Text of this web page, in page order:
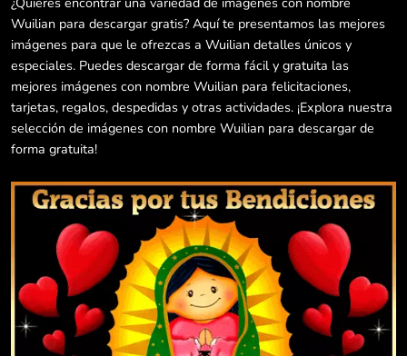
Wuilian para descargar gratis? Aquí te presentamos las mejores
imágenes para que le ofrezcas a Wuilian detalles únicos y
especiales. Puedes descargar de forma fácil y gratuita las
mejores imágenes con nombre Wuilian para felicitaciones,
tarjetas, regalos, despedidas y otras actividades. ¡Explora nuestra
selección de imágenes con nombre Wuilian para descargar de
forma gratuita!